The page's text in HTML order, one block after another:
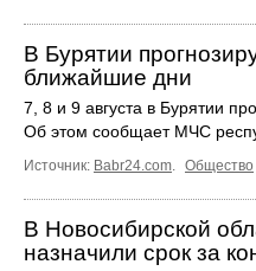
В Бурятии
ближайшие дни
7, 8 и 9 августа в Бурятии
Об этом сообщает МЧС
Источник: Babr24.com. Общество
В Новосибирской
назначили срок за